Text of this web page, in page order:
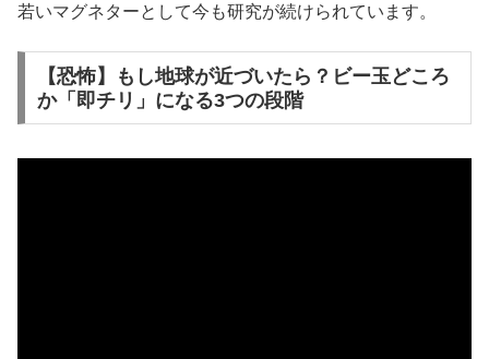
若いマグネターとして今も研究が続けられています。
【恐怖】もし地球が近づいたら？ビー玉どころ
か「即チリ」になる3つの段階